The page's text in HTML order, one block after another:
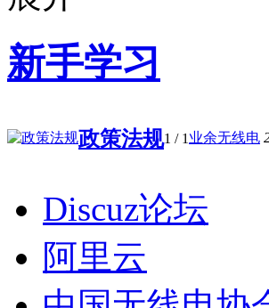
新手学习
政策法规1 / 1 业余无线电
Discuz论坛
阿里云